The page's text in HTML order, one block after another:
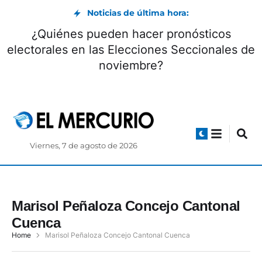
Noticias de última hora:
¿Quiénes pueden hacer pronósticos
electorales en las Elecciones Seccionales de
noviembre?
Viernes, 7 de agosto de 2026
Marisol Peñaloza Concejo Cantonal
Cuenca
Home Marisol Peñaloza Concejo Cantonal Cuenca